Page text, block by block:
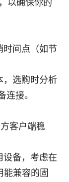
以确保你的
时间点（如节
，选购时分析
接。
客户端稳
设备，考虑在
能兼容的固